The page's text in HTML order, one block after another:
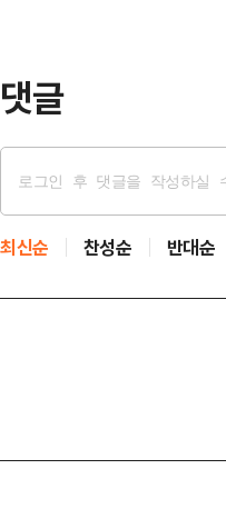
댓글
최신순 찬성순 반대순